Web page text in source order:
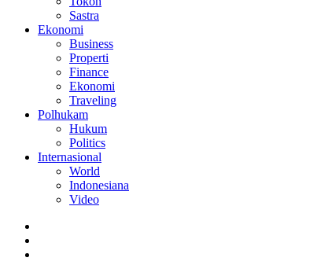
Sastra
Ekonomi
Business
Properti
Finance
Ekonomi
Traveling
Polhukam
Hukum
Politics
Internasional
World
Indonesiana
Video